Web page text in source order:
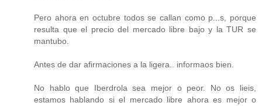
Pero ahora en octubre todos se callan como p...s, porque
resulta que el precio del mercado libre bajo y la TUR se
mantubo.
Antes de dar afirmaciones a la ligera.. informaos bien.
No hablo que Iberdrola sea mejor o peor. No os lieis,
estamos hablando si el mercado libre ahora es mejor o